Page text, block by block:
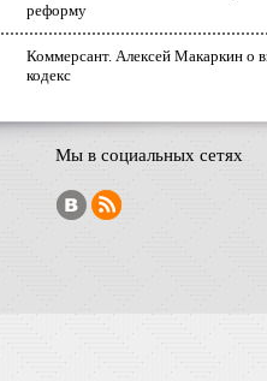
реформу
Коммерсант. Алексей Макаркин о
кодекс
Мы в социальных сетях